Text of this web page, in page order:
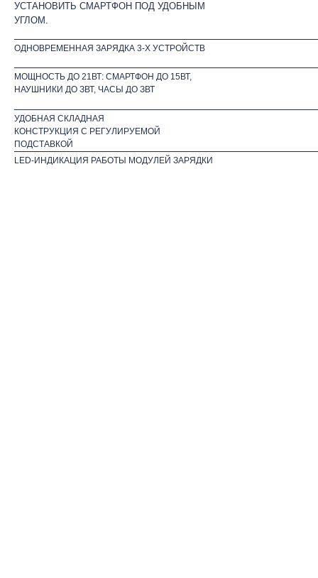
ОДНОВРЕМЕННАЯ ЗАРЯДКА 3-Х УСТРОЙСТВ
МОЩНОСТЬ ДО 21ВТ: СМАРТФОН ДО 15ВТ,
НАУШНИКИ ДО ЗВТ, ЧАСЫ ДО ЗВТ
УДОБНАЯ СКЛАДНАЯ
КОНСТРУКЦИЯ С РЕГУЛИРУЕМОЙ
ПОДСТАВКОЙ
LED-ИНДИКАЦИЯ РАБОТЫ МОДУЛЕЙ ЗАРЯДКИ
УСТАНОВИТЬ СМАРТФОН ПОД УДОБНЫМ
УГЛОМ.